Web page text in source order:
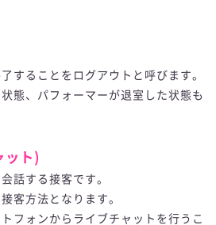
することをログアウトと呼びます。
態、パフォーマーが退室した状態も
ット)
話する接客です。
客方法となります。
フォンからライブチャットを行うこ